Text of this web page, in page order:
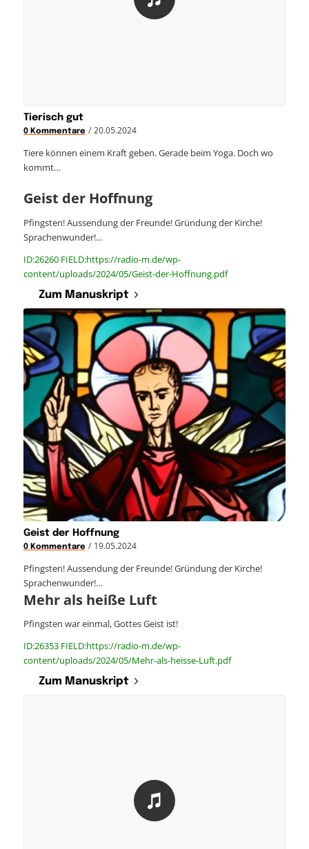
Tierisch gut
0 Kommentare / 20.05.2024
Tiere können einem Kraft geben. Gerade beim Yoga. Doch wo
kommt…
Geist der Hoffnung
Pfingsten! Aussendung der Freunde! Gründung der Kirche!
Sprachenwunder!…
ID:26260 FIELD:https://radio-m.de/wp-
content/uploads/2024/05/Geist-der-Hoffnung.pdf
Zum Manuskript
Geist der Hoffnung
0 Kommentare / 19.05.2024
Pfingsten! Aussendung der Freunde! Gründung der Kirche!
Sprachenwunder!…
Mehr als heiße Luft
Pfingsten war einmal, Gottes Geist ist!
ID:26353 FIELD:https://radio-m.de/wp-
content/uploads/2024/05/Mehr-als-heisse-Luft.pdf
Zum Manuskript